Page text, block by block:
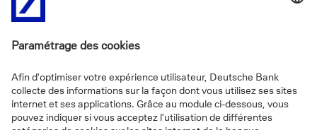
Construire un portefeuille solide
Découvrez l'approche qui convient à votre
objectif.